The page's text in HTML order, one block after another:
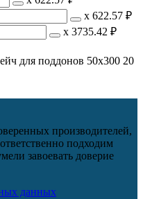
х 622.57 ₽
х 3735.42 ₽
для поддонов 50х300 20
производителей,
подходим
завоевать доверие
данных